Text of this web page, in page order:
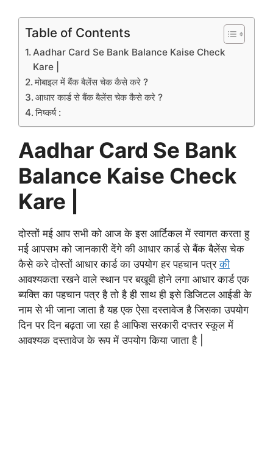
Table of Contents
Aadhar Card Se Bank Balance Kaise Check
Kare |
मोबाइल में बैंक बैलेंस चेक कैसे करे ?
आधार कार्ड से बैंक बैलेंस चेक कैसे करे ?
निष्कर्ष :
Aadhar Card Se Bank
Balance Kaise Check
Kare |
दोस्तों मई आप सभी को आज के इस आर्टिकल में स्वागत करता हु
मई आपसभ को जानकारी देंगे की आधार कार्ड से बैंक बैलेंस चेक
कैसे करे दोस्तों आधार कार्ड का उपयोग हर पहचान पत्रकी
आवश्यकता रखने वाले स्थान पर बखूबी होने लगा आधार कार्ड एक
ब्यक्ति का पहचान पत्र है तो है ही साथ ही इसे डिजिटल आईडी के
नाम से भी जाना जाता है यह एक ऐसा दस्तावेज है जिसका उपयोग
दिन पर दिन बढ़ता जा रहा है आफिश सरकारी दफ्तर स्कूल में
आवश्यक दस्तावेज के रूप में उपयोग किया जाता है |